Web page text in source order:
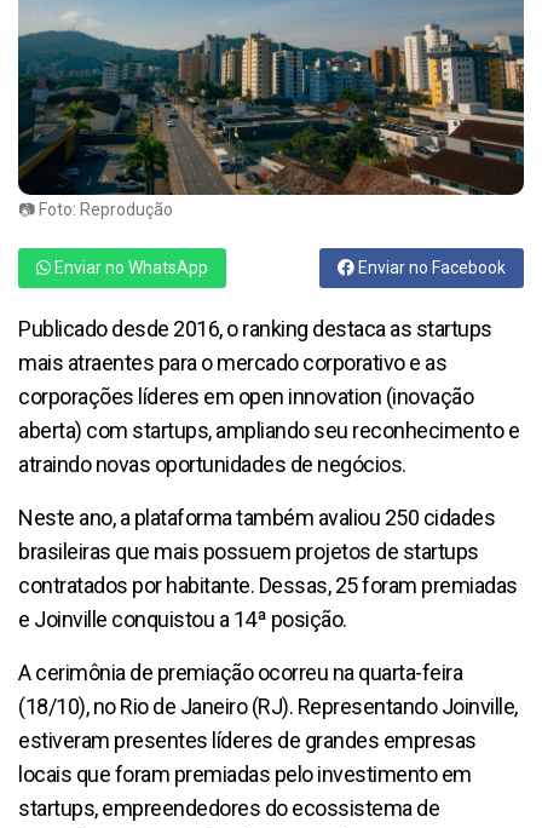
📷 Foto: Reprodução
Enviar no WhatsApp Enviar no Facebook
Publicado desde 2016, o ranking destaca as startups
mais atraentes para o mercado corporativo e as
corporações líderes em open innovation (inovação
aberta) com startups, ampliando seu reconhecimento e
atraindo novas oportunidades de negócios.
Neste ano, a plataforma também avaliou 250 cidades
brasileiras que mais possuem projetos de startups
contratados por habitante. Dessas, 25 foram premiadas
e Joinville conquistou a 14ª posição.
A cerimônia de premiação ocorreu na quarta-feira
(18/10), no Rio de Janeiro (RJ). Representando Joinville,
estiveram presentes líderes de grandes empresas
locais que foram premiadas pelo investimento em
startups, empreendedores do ecossistema de